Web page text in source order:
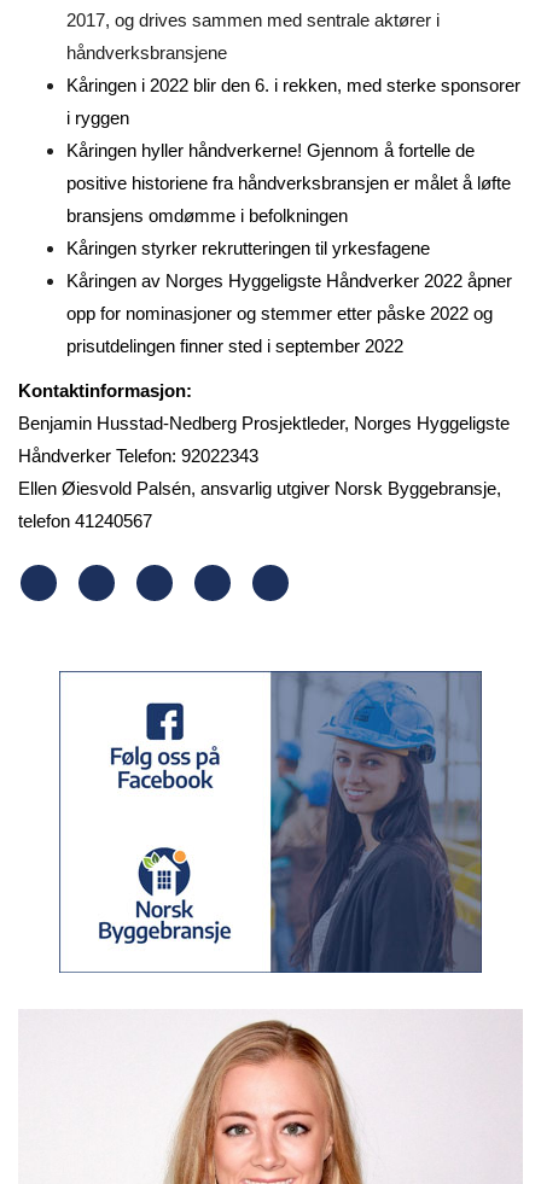
2017, og drives sammen med sentrale aktører i
håndverksbransjene
Kåringen i 2022 blir den 6. i rekken, med sterke sponsorer
i ryggen
Kåringen hyller håndverkerne! Gjennom å fortelle de
positive historiene fra håndverksbransjen er målet å løfte
bransjens omdømme i befolkningen
Kåringen styrker rekrutteringen til yrkesfagene
Kåringen av Norges Hyggeligste Håndverker 2022 åpner
opp for nominasjoner og stemmer etter påske 2022 og
prisutdelingen finner sted i september 2022
Kontaktinformasjon:
Benjamin Husstad-Nedberg Prosjektleder, Norges Hyggeligste
Håndverker Telefon: 92022343
Ellen Øiesvold Palsén, ansvarlig utgiver Norsk Byggebransje,
telefon 41240567